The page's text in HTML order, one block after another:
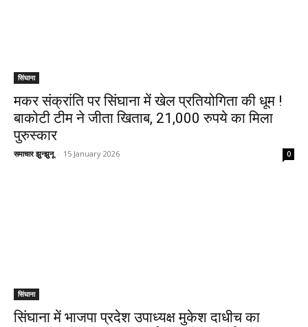
सिंघाना
मकर संक्रांति पर सिंघाना में खेल प्रतियोगिता की धूम !
बाकोटी टीम ने जीता खिताब, 21,000 रुपये का मिला
पुरुस्कार
समाचार झुन्झुनू - 15 January 2026 0
सिंघाना
सिंघाना में भाजपा प्रदेश उपाध्यक्ष मुकेश दाधीच का